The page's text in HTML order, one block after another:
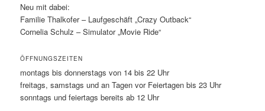
Neu mit dabei:
Familie Thalkofer – Laufgeschäft „Crazy Outback“
Cornelia Schulz – Simulator „Movie Ride“
ÖFFNUNGSZEITEN
montags bis donnerstags von 14 bis 22 Uhr
freitags, samstags und an Tagen vor Feiertagen bis 23 Uhr
sonntags und feiertags bereits ab 12 Uhr